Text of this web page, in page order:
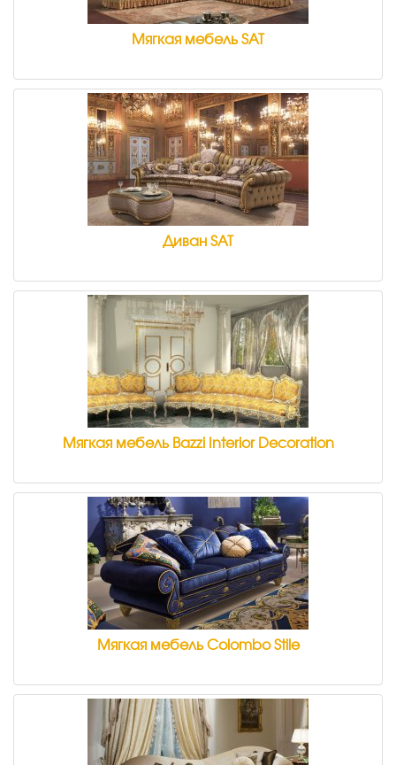
Мягкая мебель SAT
Диван SAT
Мягкая мебель Bazzi Interior Decoration
Мягкая мебель Colombo Stile